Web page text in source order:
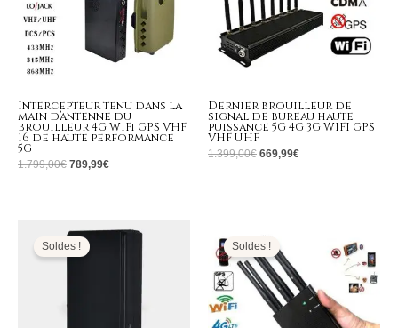
Intercepteur tenu dans la
main d’antenne du
brouilleur 4G WiFi GPS VHF
16 de haute performance
5G
1.799,00€ 789,99€
Dernier brouilleur de
signal de bureau haute
puissance 5G 4G 3G WIFI GPS
VHF UHF
1.399,00€ 669,99€
Soldes !
prix
initial
était :
189,00€.
prix
Soldes !
prix
initial
était :
529,00€.259,99€.